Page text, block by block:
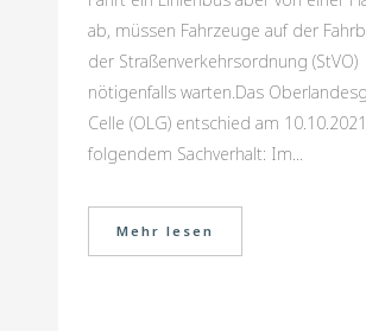
ab, müssen Fahrzeuge auf der
der Straßenverkehrsordnung (StVO)
nötigenfalls warten.Das
Celle (OLG) entschied am
folgendem Sachverhalt: Im...
Mehr lesen